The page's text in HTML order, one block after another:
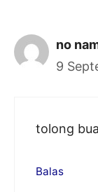
no
9
tolong
Balas